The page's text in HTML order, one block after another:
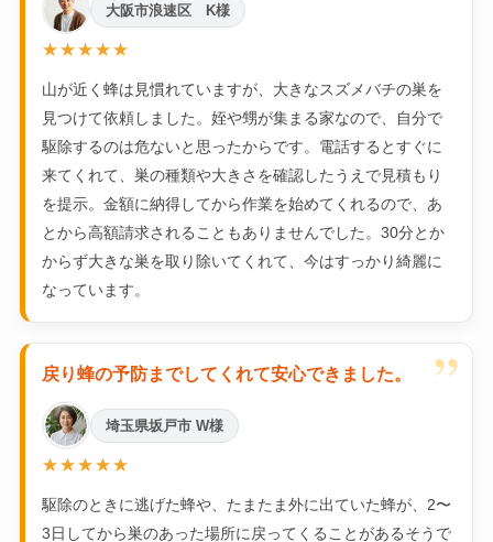
大阪市浪速区 K様
★★★★★
山が近く蜂は見慣れていますが、大きなスズメバチの巣を
見つけて依頼しました。姪や甥が集まる家なので、自分で
駆除するのは危ないと思ったからです。電話するとすぐに
来てくれて、巣の種類や大きさを確認したうえで見積もり
を提示。金額に納得してから作業を始めてくれるので、あ
とから高額請求されることもありませんでした。30分とか
からず大きな巣を取り除いてくれて、今はすっかり綺麗に
なっています。
”
戻り蜂の予防までしてくれて安心できました。
埼玉県坂戸市 W様
★★★★★
駆除のときに逃げた蜂や、たまたま外に出ていた蜂が、2〜
3日してから巣のあった場所に戻ってくることがあるそうで